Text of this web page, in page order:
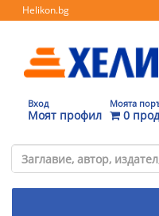
Helikon.bg
Вход
Моят профил
Моята
0